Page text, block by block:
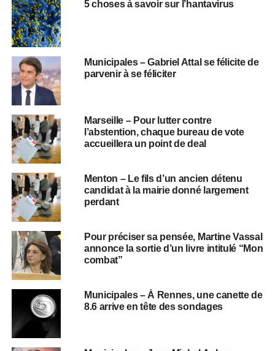
5 choses à savoir sur l’hantavirus
Municipales – Gabriel Attal se félicite de
parvenir à se féliciter
Marseille – Pour lutter contre
l’abstention, chaque bureau de vote
accueillera un point de deal
Menton – Le fils d’un ancien détenu
candidat à la mairie donné largement
perdant
Pour préciser sa pensée, Martine Vassal
annonce la sortie d’un livre intitulé “Mon
combat”
Municipales – À Rennes, une canette de
8.6 arrive en tête des sondages